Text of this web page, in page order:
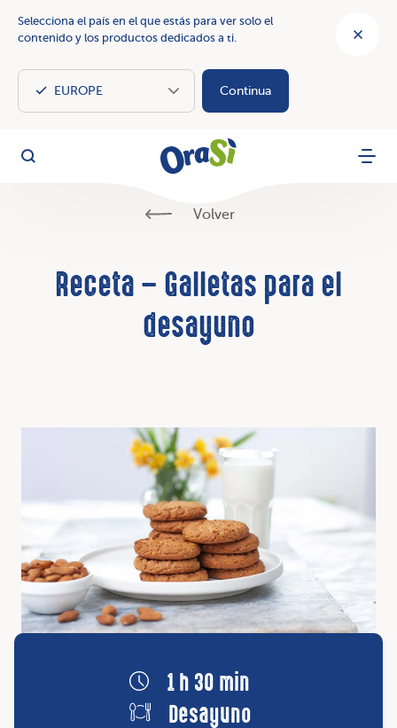
Selecciona el país en el que estás para ver solo el
contenido y los productos dedicados a ti.
Continua
OraSì
Busca Menu
Volver
Receta – Galletas para el
desayuno
1 h 30 min
Desayuno